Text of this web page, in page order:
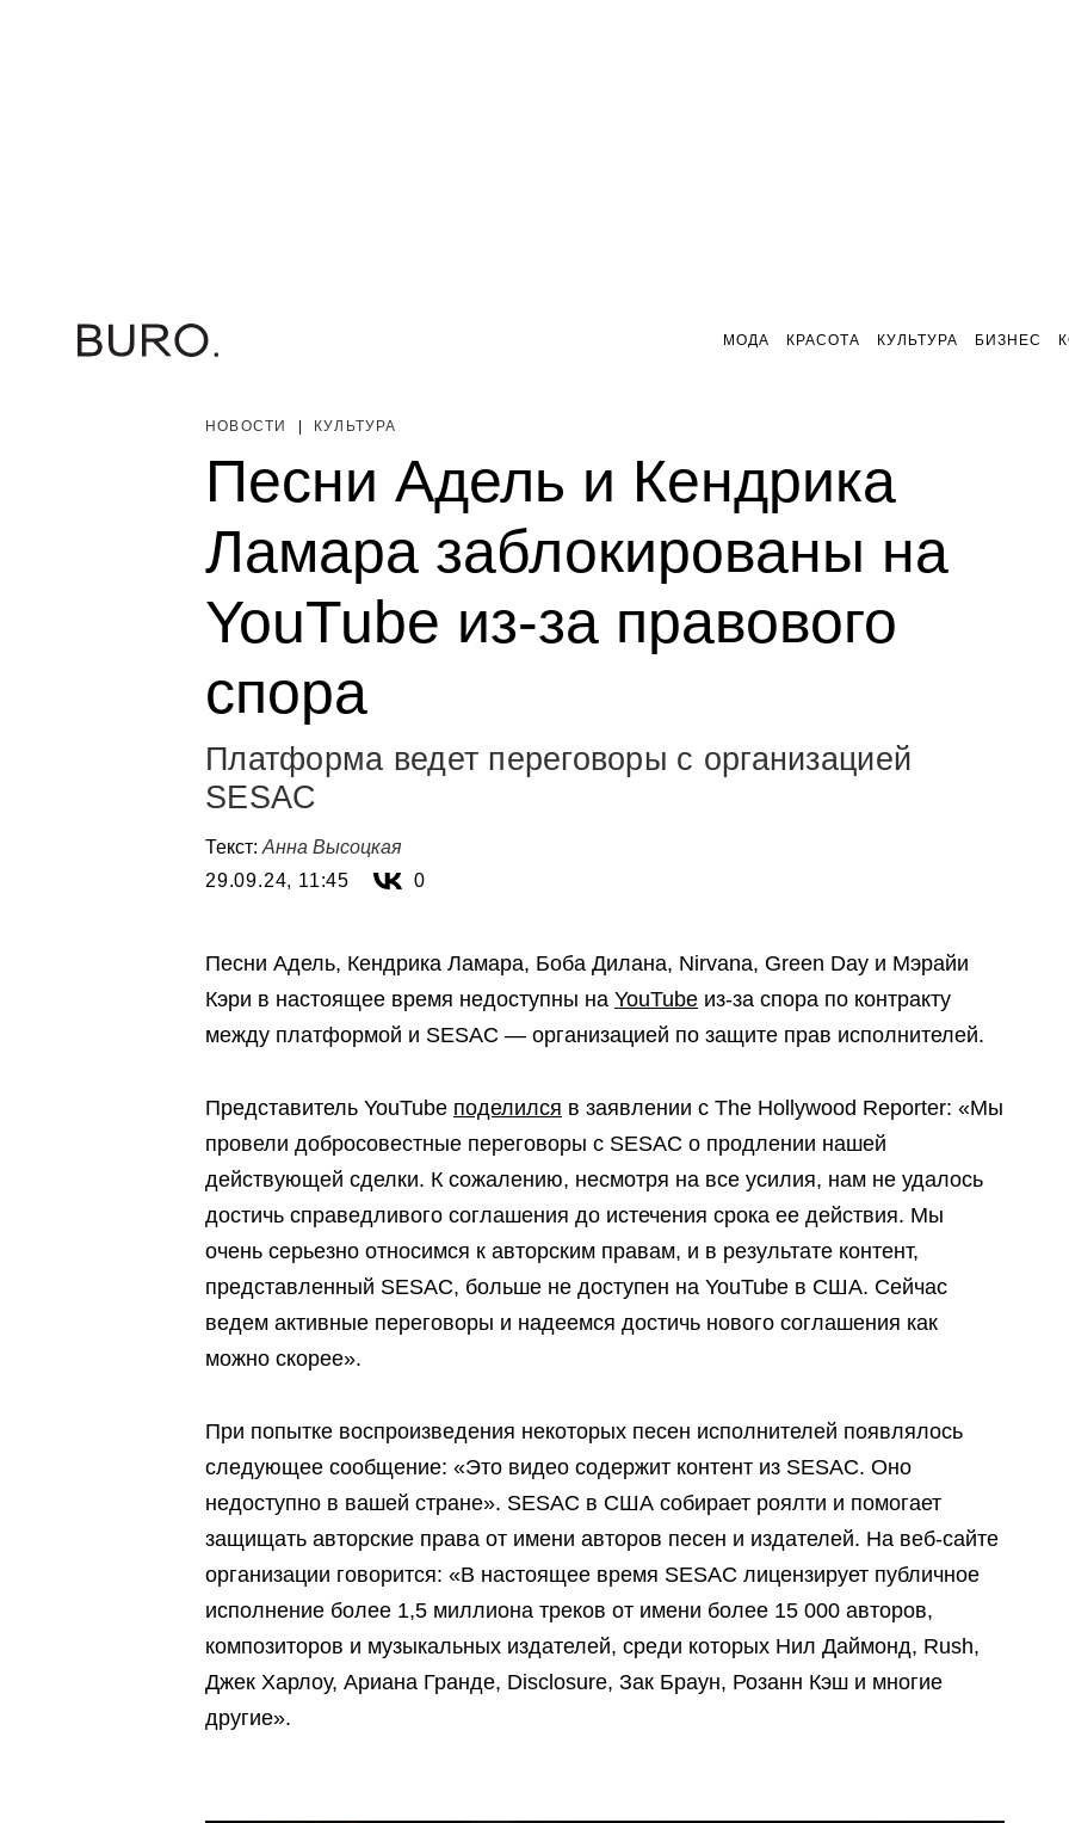
МОДА КРАСОТА КУЛЬТУРА БИЗНЕС
НОВОСТИ КУЛЬТУРА
Песни Адель и Кендрика
Ламара заблокированы на
YouTube из-за правового
спора
Платформа ведет переговоры с организацией
SESAC
Текст: Анна Высоцкая
29.09.24, 11:45
0
Песни Адель, Кендрика Ламара, Боба Дилана, Nirvana, Green Day и Мэрайи
Кэри в настоящее время недоступны на YouTube из-за спора по контракту
между платформой и SESAC — организацией по защите прав исполнителей.
Представитель YouTube поделился в заявлении с The Hollywood Reporter: «Мы
провели добросовестные переговоры с SESAC о продлении нашей
действующей сделки. К сожалению, несмотря на все усилия, нам не удалось
достичь справедливого соглашения до истечения срока ее действия. Мы
очень серьезно относимся к авторским правам, и в результате контент,
представленный SESAC, больше не доступен на YouTube в США. Сейчас
ведем активные переговоры и надеемся достичь нового соглашения как
можно скорее».
При попытке воспроизведения некоторых песен исполнителей появлялось
следующее сообщение: «Это видео содержит контент из SESAC. Оно
недоступно в вашей стране». SESAC в США собирает роялти и помогает
защищать авторские права от имени авторов песен и издателей. На веб-сайте
организации говорится: «В настоящее время SESAC лицензирует публичное
исполнение более 1,5 миллиона треков от имени более 15 000 авторов,
композиторов и музыкальных издателей, среди которых Нил Даймонд, Rush,
Джек Харлоу, Ариана Гранде, Disclosure, Зак Браун, Розанн Кэш и многие
другие».